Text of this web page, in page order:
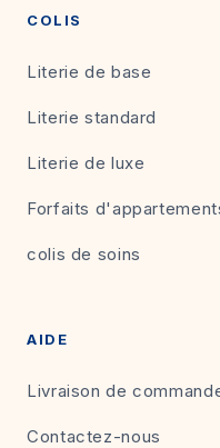
COLIS
Literie de base
Literie standard
Literie de luxe
Forfaits
colis de soins
AIDE
Livraison de
Contactez-nous